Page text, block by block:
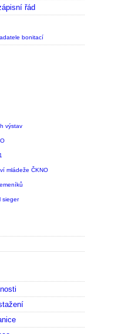
řád
bonitací
výstav
mládeže ČKNO
sieger